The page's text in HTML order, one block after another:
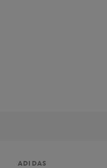
Marque
ADIDAS